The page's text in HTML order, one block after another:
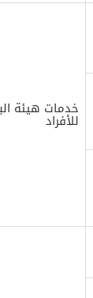
خدمات هيئة
للأفراد